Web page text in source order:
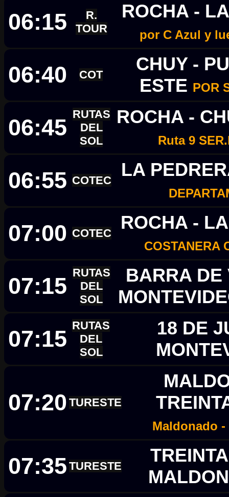
06:15
R.
TOUR
ROCHA -
por C Azul y
06:40 COT
CHUY -
ESTE POR
06:45
RUTAS
DEL
SOL
ROCHA -
Ruta 9
06:55 COTEC
LA
07:00 COTEC
ROCHA -
COSTANERA
07:15
RUTAS
DEL
SOL
BARRA DE
07:15
RUTAS
DEL
SOL
18 DE
07:20 TURESTE
Maldonado -
07:35 TURESTE